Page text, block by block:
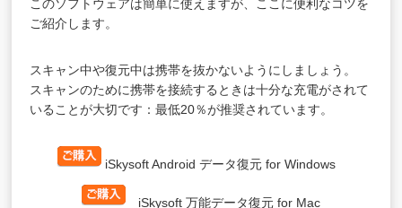
このソフトウェアは簡単に使えますが、ここに便利なコツを
ご紹介します。
スキャン中や復元中は携帯を抜かないようにしましょう。
スキャンのために携帯を接続するときは十分な充電がされて
いることが大切です：最低20％が推奨されています。
iSkysoft Android データ復元 for Windows
iSkysoft 万能データ復元 for Mac